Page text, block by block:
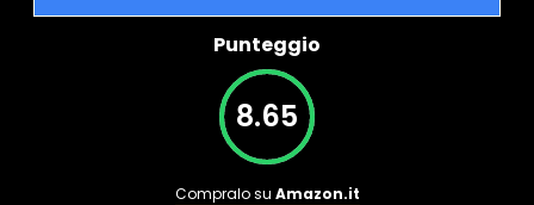
Punteggio
8.65
Compralo su Amazon.it